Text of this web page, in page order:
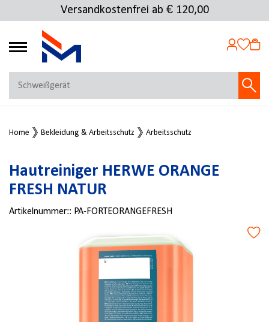
Versandkostenfrei ab € 120,00
4.69
MEIN KONTO
Jetzt anmelden
NEU BEI FMOSER?
Jetzt registrieren
Home Bekleidung & Arbeitsschutz Arbeitsschutz
Hautreiniger HERWE ORANGE
FRESH NATUR
Artikelnummer:: PA-FORTEORANGEFRESH